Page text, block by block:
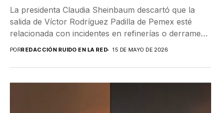
La presidenta Claudia Sheinbaum descartó que la
salida de Víctor Rodríguez Padilla de Pemex esté
relacionada con incidentes en refinerías o derrames
petroleros...
PORREDACCIÓN RUIDO EN LA RED 15 DE MAYO DE 2026